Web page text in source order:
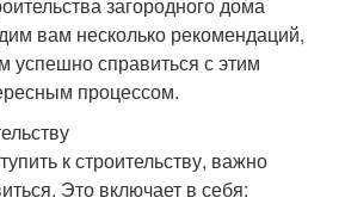
вам несколько рекомендаций,
успешно справиться с этим
процессом.
к строительству, важно
Это включает в себя: